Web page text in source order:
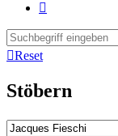

Reset
Stöbern